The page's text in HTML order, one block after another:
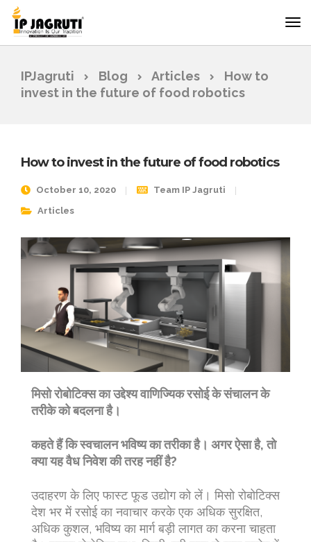
IPJagruti Blog Articles
How to
invest in the future of food robotics
How to invest in the future of food robotics
October 10, 2020
Team IP Jagruti
Articles
मिसो रोबोटिक्स का उद्देश्य वाणिज्यिक रसोई के संचालन के
तरीके को बदलना है।
कहते हैं कि स्वचालन भविष्य का तरीका है। अगर ऐसा है, तो
क्या यह वैध निवेश की तरह नहीं है?
उदाहरण के लिए फास्ट फूड उद्योग को लें। मिसो रोबोटिक्स
देश भर में रसोई का नवाचार करके एक अधिक सुरक्षित,
अधिक कुशल, भविष्य का मार्ग बड़ी लागत का करना चाहता